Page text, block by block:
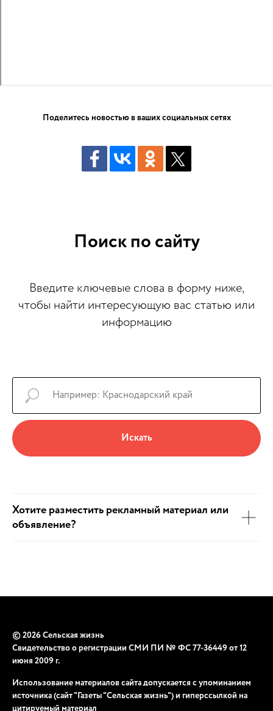
Поделитесь новостью в ваших социальных сетях
Поиск по сайту
Введите ключевые слова в форму ниже,
чтобы найти интересующую вас статью или
информацию
Искать
Хотите разместить рекламный материал или
объявление?
© 2026 Сельская жизнь
Свидетельство о регистрации СМИ ПИ № ФС 77-36449 от 12
июня 2009 г.
Использование материалов сайта допускается с упоминанием
источника (сайт "Газеты "Сельская жизнь") и гиперссылкой на
цитируемый материал